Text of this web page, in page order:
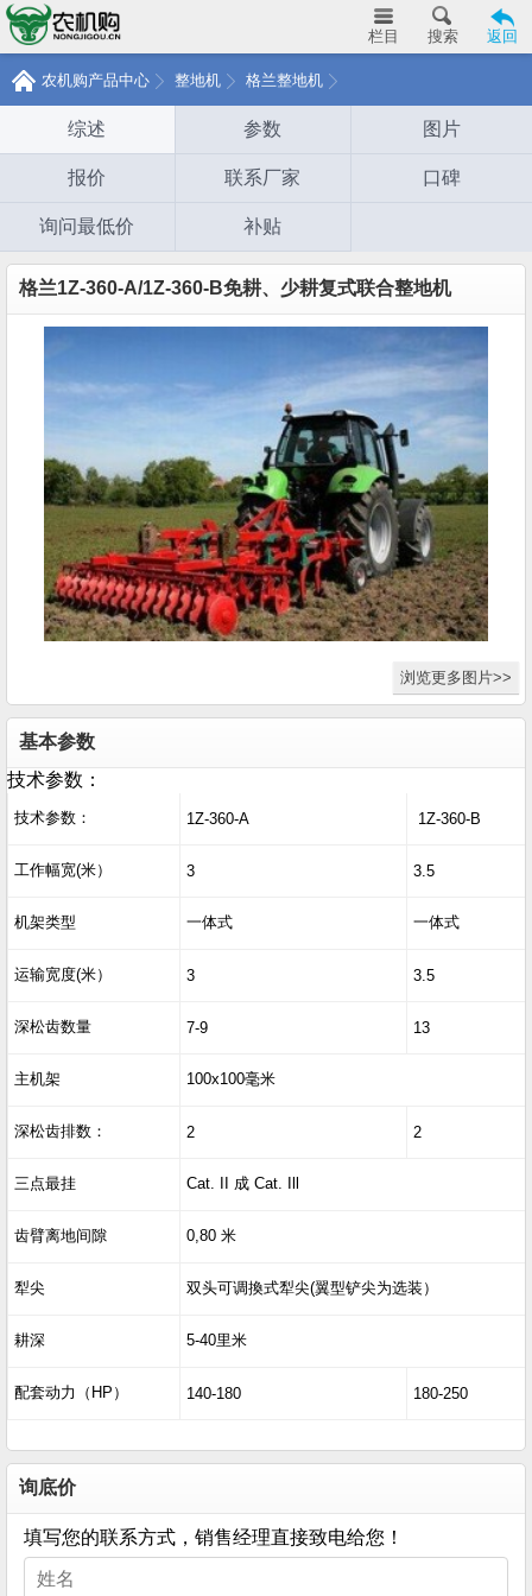
返回
搜索
栏目
农机购产品中心 整地机 格兰整地机
综述 参数 图片
报价 联系厂家 口碑
询问最低价 补贴
格兰1Z-360-A/1Z-360-B免耕、少耕复式联合整地机
浏览更多图片>>
基本参数
技术参数：
技术参数： 1Z-360-A 1Z-360-B
工作幅宽(米） 3 3.5
机架类型 一体式 一体式
运输宽度(米） 3 3.5
深松齿数量 7-9 13
主机架 100x100毫米
深松齿排数： 2 2
三点最挂 Cat. II 成 Cat. Ill
齿臂离地间隙 0,80 米
犁尖 双头可调換式犁尖(翼型铲尖为选装）
耕深 5-40里米
配套动力（HP） 140-180 180-250
询底价
填写您的联系方式，销售经理直接致电给您！